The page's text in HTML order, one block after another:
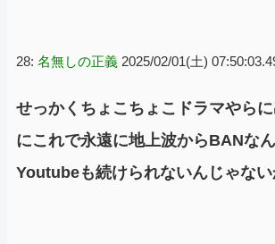
28: 名無しの正義 2025/02/01(土)
せっかくちょこちょこドラマやら
にこれで永遠に地上波からBANな
Youtubeも続けられないんじゃない